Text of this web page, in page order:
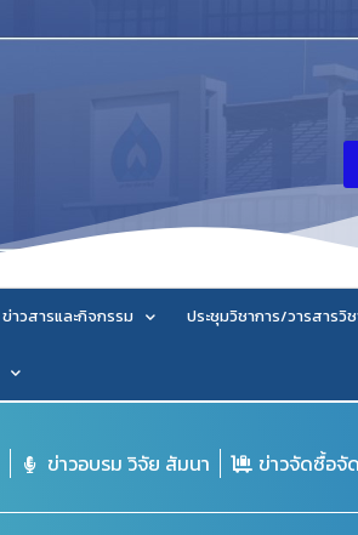
ข่าวสารและกิจกรรม ประชุมวิชาการ/วารสารวิ
ข่าวอบรม วิจัย สัมนา ข่าวจัดซื้อจั